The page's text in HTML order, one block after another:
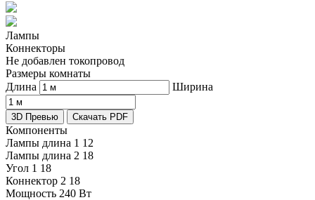
Лампы
Коннекторы
Не добавлен токопровод
Размеры комнаты
Длина
Ширина
3D Превью Скачать PDF
Компоненты
Лампы длина 1 12
Лампы длина 2 18
Угол 1 18
Коннектор 2 18
Мощность 240 Вт